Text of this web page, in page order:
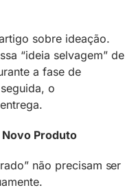
sobre ideação.
“ideia selvagem” de
a fase de
o
Produto
não precisam ser